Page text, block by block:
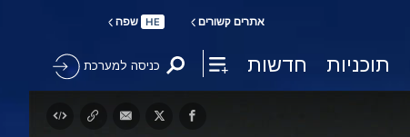
אתרים קשורים HE שפה
תוכניות חדשות כניסה למערכת